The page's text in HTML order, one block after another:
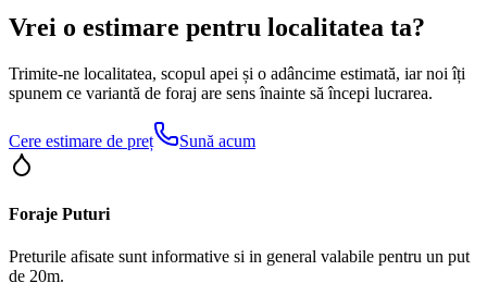
Vrei o estimare pentru localitatea ta?
Trimite-ne localitatea, scopul apei și o adâncime estimată, iar noi îți
spunem ce variantă de foraj are sens înainte să începi lucrarea.
Cere estimare de preț Sună acum
Foraje Puturi
Preturile afisate sunt informative si in general valabile pentru un put
de 20m.